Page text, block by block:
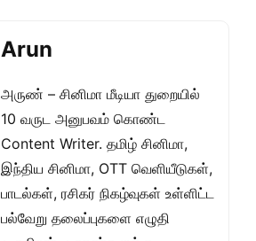
Arun
அருண் – சினிமா மீடியா துறையில்
10 வருட அனுபவம் கொண்ட
Content Writer. தமிழ் சினிமா,
இந்திய சினிமா, OTT வெளியீடுகள்,
பாடல்கள், ரசிகர் நிகழ்வுகள் உள்ளிட்ட
பல்வேறு தலைப்புகளை எழுதி